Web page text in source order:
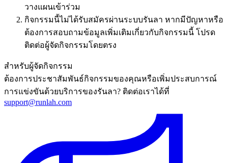
วางแผนเข้าร่วม
กิจกรรมนี้ไม่ได้รับสมัครผ่านระบบรันลา หากมีปัญหาหรือ
ต้องการสอบถามข้อมูลเพิ่มเติมเกี่ยวกับกิจกรรมนี้ โปรด
ติดต่อผู้จัดกิจกรรมโดยตรง
สำหรับผู้จัดกิจกรรม
ต้องการประชาสัมพันธ์กิจกรรมของคุณหรือเพิ่มประสบการณ์
การแข่งขันด้วยบริการของรันลา? ติดต่อเราได้ที่
support@runlah.com